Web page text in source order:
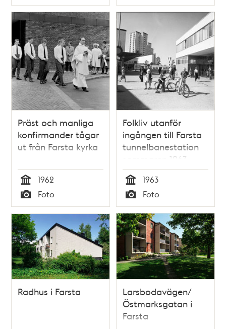
Typ Typ
Präst och manliga
konfirmander tågar
ut från Farsta kyrka
Tid
1962
Typ
Foto
Folkliv utanför
ingången till Farsta
tunnelbanestation
sommaren 1963
Tid
1963
Typ
Foto
Radhus i Farsta
Larsbodavägen/
Östmarksgatan i
Farsta